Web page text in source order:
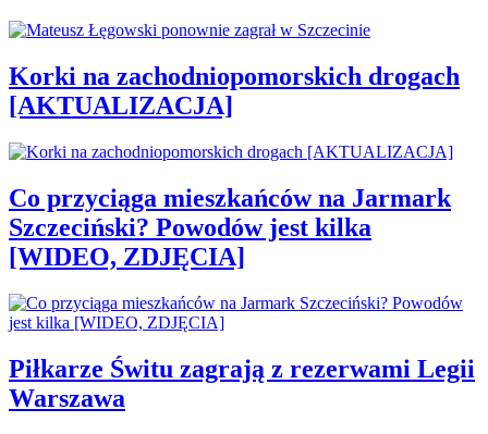
Korki na zachodniopomorskich drogach
[AKTUALIZACJA]
Co przyciąga mieszkańców na Jarmark
Szczeciński? Powodów jest kilka
[WIDEO, ZDJĘCIA]
Piłkarze Świtu zagrają z rezerwami Legii
Warszawa